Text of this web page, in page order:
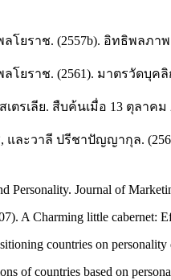
ยราช. (2557b). อิทธิพลภา
ยราช. (2561). มาตรวัดบุคลิ
ตรเลีย. สืบค้นเมื่อ 13 ตุลาคม
ละวาลี ปรีชาปัญญากุล.
Personality. Journal of
A Charming little cabernet:
countries on
of countries based on